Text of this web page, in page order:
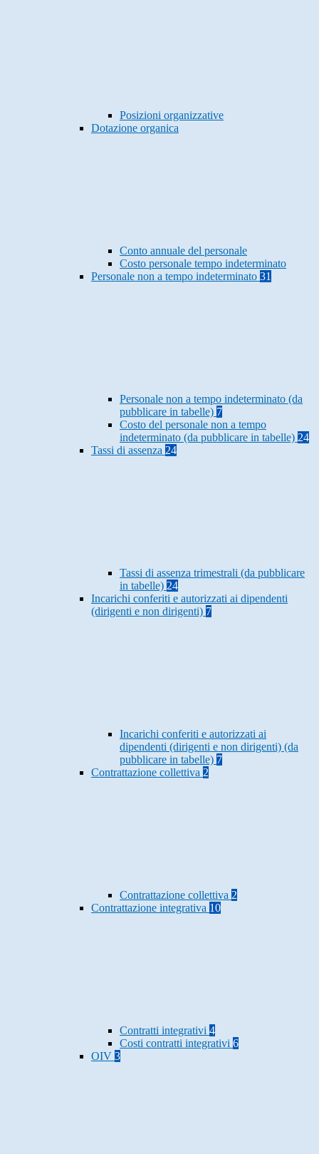
Posizioni organizzative
Dotazione organica
Conto annuale del personale
Costo personale tempo indeterminato
Personale non a tempo indeterminato 31
Personale non a tempo indeterminato (da
pubblicare in tabelle) 7
Costo del personale non a tempo
indeterminato (da pubblicare in tabelle) 24
Tassi di assenza 24
Tassi di assenza trimestrali (da pubblicare
in tabelle) 24
Incarichi conferiti e autorizzati ai dipendenti
(dirigenti e non dirigenti) 7
Incarichi conferiti e autorizzati ai
dipendenti (dirigenti e non dirigenti) (da
pubblicare in tabelle) 7
Contrattazione collettiva 2
Contrattazione collettiva 2
Contrattazione integrativa 10
Contratti integrativi 4
Costi contratti integrativi 6
OIV 3